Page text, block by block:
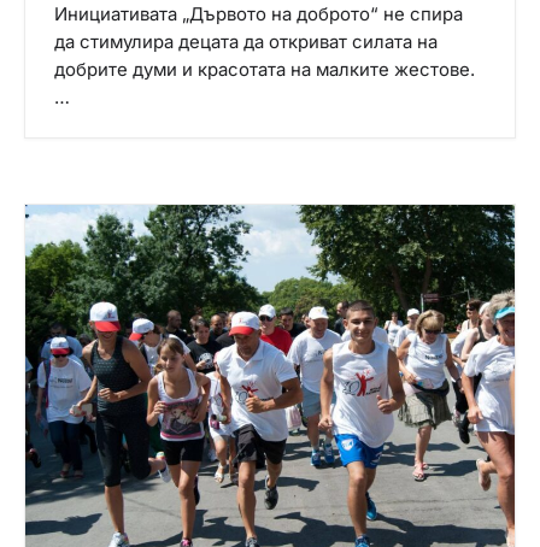
Инициативата „Дървото на доброто“ не спира
да стимулира децата да откриват силата на
добрите думи и красотата на малките жестове.
…